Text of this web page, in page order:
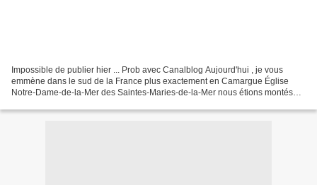
Impossible de publier hier ... Prob avec Canalblog Aujourd'hui , je vous
emmène dans le sud de la France plus exactement en Camargue Église
Notre-Dame-de-la-Mer des Saintes-Maries-de-la-Mer nous étions montés